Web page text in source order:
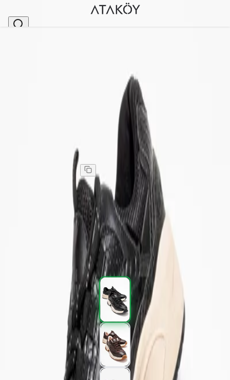
Kadın Kalın Tabanlı Spor Ayakkabı Sneakers Siyah
MON4142-1
Kadın Kalın Tabanlı Spor Ayakkabı Sneakers Siyah
Kadın Kalın Tabanlı Spor Ayakkabı Sneakers Siyah
Aynı gün kargo
2.397,00 TL3.995,00 TL %40
2.397,00 TL